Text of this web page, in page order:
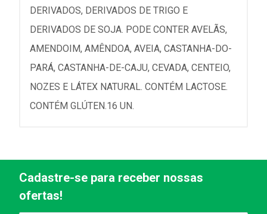
DERIVADOS, DERIVADOS DE TRIGO E
DERIVADOS DE SOJA. PODE CONTER AVELÃS,
AMENDOIM, AMÊNDOA, AVEIA, CASTANHA-DO-
PARÁ, CASTANHA-DE-CAJU, CEVADA, CENTEIO,
NOZES E LÁTEX NATURAL. CONTÉM LACTOSE.
CONTÉM GLÚTEN.16 UN.
Cadastre-se para receber nossas
ofertas!